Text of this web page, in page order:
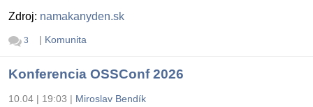
Zdroj: namakanyden.sk
3 | Komunita
Konferencia OSSConf 2026
10.04 | 19:03 | Miroslav Bendík